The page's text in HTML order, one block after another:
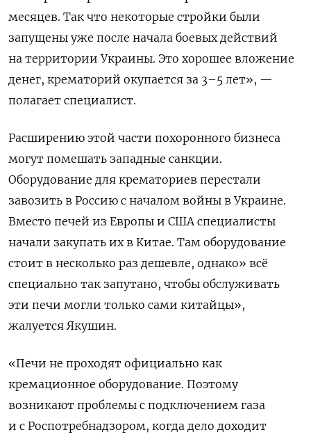
месяцев. Так что некоторые стройки были
запущены уже после начала боевых действий
на территории Украины. Это хорошее вложение
денег, крематорий окупается за 3–5 лет», —
полагает специалист.
Расширению этой части похоронного бизнеса
могут помешать западные санкции.
Оборудование для крематориев перестали
завозить в Россию с началом войны в Украине.
Вместо печей из Европы и США специалисты
начали закупать их в Китае. Там оборудование
стоит в несколько раз дешевле, однако» всё
специально так запутано, чтобы обслуживать
эти печи могли только сами китайцы»,
жалуется Якушин.
«Печи не проходят официально как
кремационное оборудование. Поэтому
возникают проблемы с подключением газа
и с Роспотребнадзором, когда дело доходит